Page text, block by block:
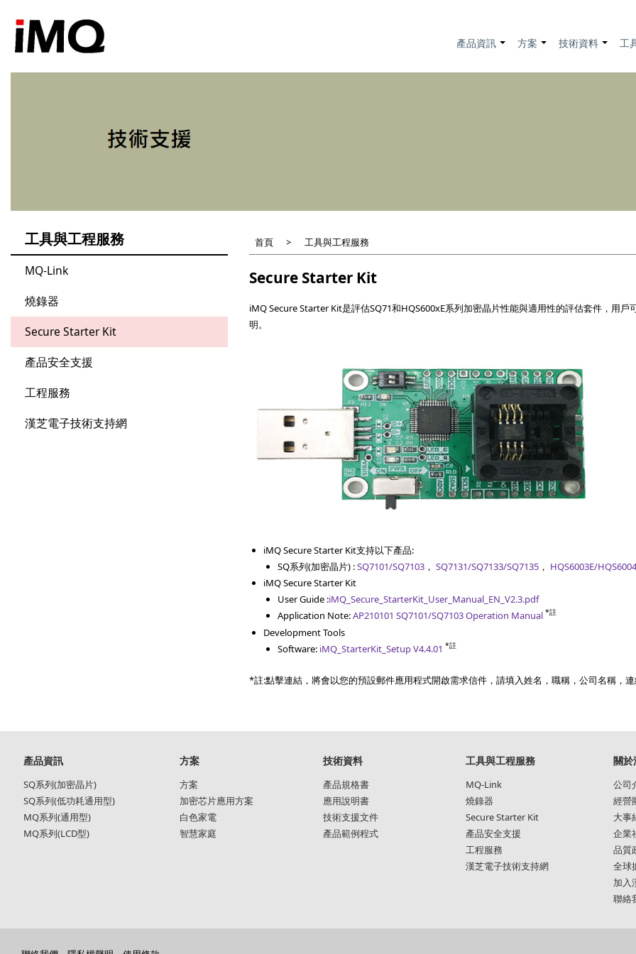
+
產品資訊 +
方案 +
技術資料 工
工具與工程服務
MQ-Link
燒錄器
Secure Starter Kit
產品安全支援
工程服務
漢芝電子技術支持網
首頁 工具與工程服務
Secure Starter Kit
iMQ Secure Starter Kit是評估SQ71和HQS600xE系列加密晶片性能與適用性的評估套件，用
明。
iMQ Secure Starter Kit支持以下產品:
SQ系列(加密晶片) :SQ7101/SQ7103 ， SQ7131/SQ7133/SQ7135 ， HQS6003E/
iMQ Secure Starter Kit
User Guide :iMQ_Secure_StarterKit_User_Manual_EN_V2.3.pdf
Application Note:AP210101 SQ7101/SQ7103 Operation Manual *註
Development Tools
Software: iMQ_StarterKit_Setup V4.4.01 *註
*註:點擊連結，將會以您的預設郵件應用程式開啟需求信件，請填入姓名，職稱，公司名稱，
Main
navigation
產品資訊
SQ系列(加密晶片)
SQ系列(低功耗通用型)
MQ系列(通用型)
MQ系列(LCD型)
方案
方案
加密芯片應用方案
白色家電
智慧家庭
技術資料
產品規格書
應用說明書
技術支援文件
產品範例程式
工具與工程服務
MQ-Link
燒錄器
Secure Starter Kit
產品安全支援
工程服務
漢芝電子技術支持網
關於
公司
經營
大事
企業
品質
全球
加入
聯絡